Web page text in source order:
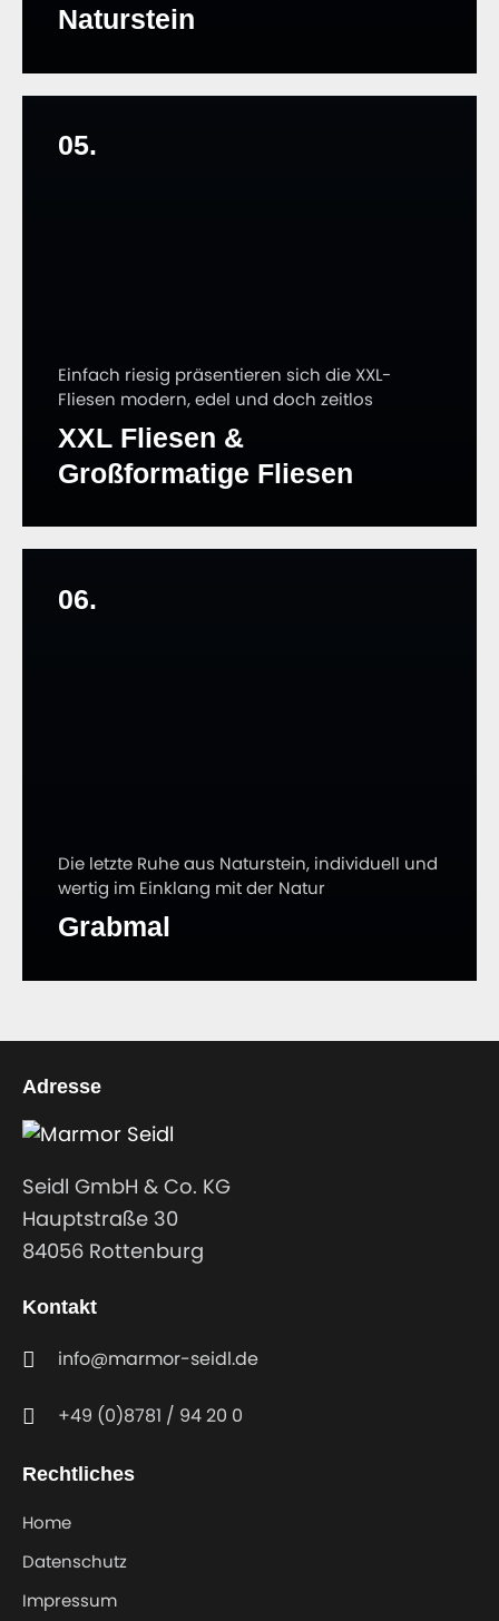
Naturstein
05.
Einfach riesig präsentieren sich die XXL-
Fliesen modern, edel und doch zeitlos
XXL Fliesen &
Großformatige Fliesen
06.
Die letzte Ruhe aus Naturstein, individuell und
wertig im Einklang mit der Natur
Grabmal
Adresse
Seidl GmbH & Co. KG
Hauptstraße 30
84056 Rottenburg
Kontakt
info@marmor-seidl.de
+49 (0)8781 / 94 20 0
Rechtliches
Home
Datenschutz
Impressum